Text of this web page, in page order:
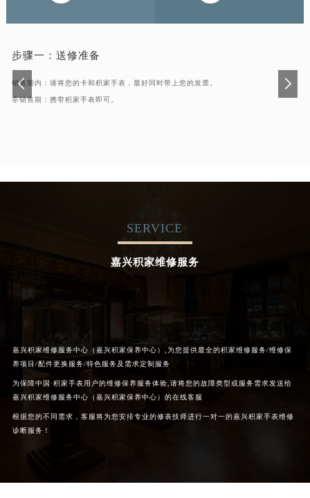
步骤一： 送修准备
销售期内：请将您的卡和积家手表，最好同时带上您的发票。
非销售期：携带积家手表即可。
SERVICE
嘉兴积家维修服务
嘉兴积家维修服务中心（嘉兴积家保养中心）,为您提供最全的积家维修服务/维修保
养项目/配件更换服务/特色服务及需求定制服务
为保障中国·积家手表用户的维修保养服务体验,请将您的故障类型或服务需求发送给
嘉兴积家维修服务中心（嘉兴积家保养中心）的在线客服
根据您的不同需求，客服将为您安排专业的修表技师进行一对一的嘉兴积家手表维修
诊断服务！